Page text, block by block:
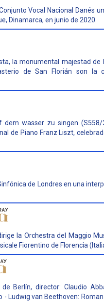
Vocal Nacional Danés
Dinamarca, en junio de 2020.
la monumental majestad de
de San Florián son la
wasser zu singen
de Piano Franz Liszt,
de Londres en una
la Orchestra del Maggio
Fiorentino de Florencia
Berlín, director: Claudio
Ludwig van Beethoven: